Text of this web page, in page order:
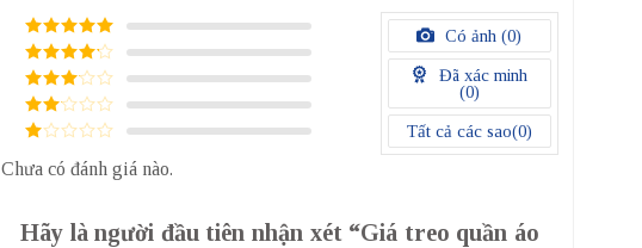
5/ 5 điểm
4/ 5
điểm
3/ 5
điểm
2/
điểm
/
Có ảnh (0)
Đã xác minh
(0)
Tất cả các sao(0)
Chưa có đánh giá nào.
Hãy là người đầu tiên nhận xét “Giá treo quần áo